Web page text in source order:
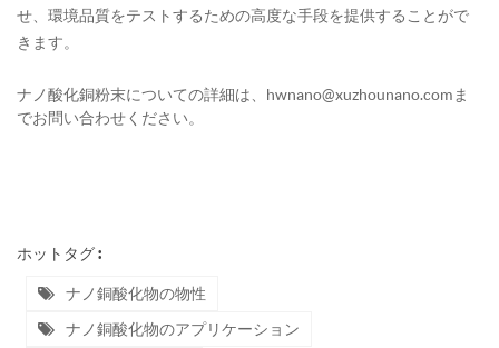
せ、環境品質をテストするための高度な手段を提供することがで
きます。
ナノ酸化銅粉末についての詳細は、hwnano@xuzhounano.comま
でお問い合わせください。
ホットタグ :
ナノ銅酸化物の物性
ナノ銅酸化物のアプリケーション